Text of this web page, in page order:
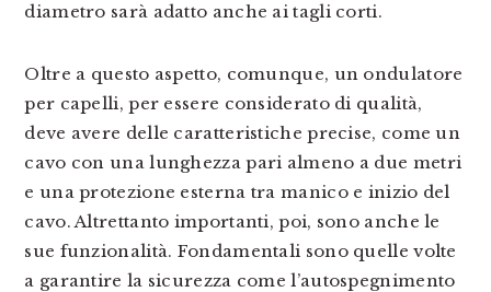
diametro sarà adatto anche ai tagli corti.
Oltre a questo aspetto, comunque, un ondulatore
per capelli, per essere considerato di qualità,
deve avere delle caratteristiche precise, come un
cavo con una lunghezza pari almeno a due metri
e una protezione esterna tra manico e inizio del
cavo. Altrettanto importanti, poi, sono anche le
sue funzionalità. Fondamentali sono quelle volte
a garantire la sicurezza come l’autospegnimento